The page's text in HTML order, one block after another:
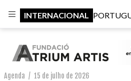
INTERNACIONAL
Agenda / 15 de julho de 2026